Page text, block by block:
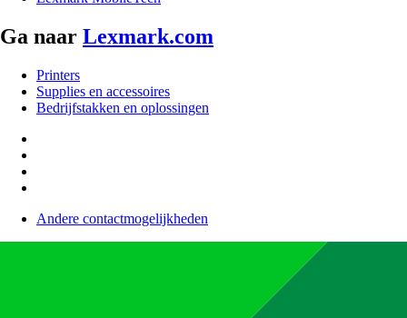
Ga naar Lexmark.com
Printers
Supplies en accessoires
Bedrijfstakken en oplossingen
Andere contactmogelijkheden